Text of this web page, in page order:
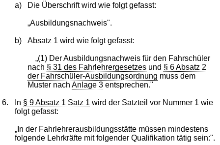
a) Die Überschrift wird wie folgt gefasst:
„Ausbildungsnachweis".
b) Absatz 1 wird wie folgt gefasst:
„(1) Der Ausbildungsnachweis für den Fahrschüler
nach § 31 des Fahrlehrergesetzesund § 6 Absatz 2
der Fahrschüler-Ausbildungsordnung muss dem
Muster nach Anlage 3entsprechen."
6. In § 9 Absatz 1 Satz 1 wird der Satzteil vor Nummer 1 wie
folgt gefasst:
„In der Fahrlehrerausbildungsstätte müssen mindestens
folgende Lehrkräfte mit folgender Qualifikation tätig sein:".